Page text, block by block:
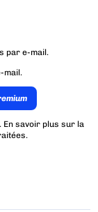
par e-mail.
mail.
En savoir plus sur la
.